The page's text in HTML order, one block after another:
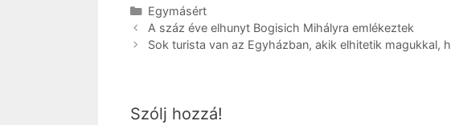
Kategória
Egymásért
A száz éve elhunyt Bogisich Mihályra emlékeztek
Sok turista van az Egyházban, akik elhitetik magukkal,
Szólj hozzá!